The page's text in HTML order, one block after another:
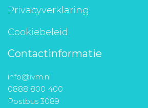
Privacyverklaring
Cookiebeleid
Contactinformatie
info@ivm.nl
0888 800 400
Postbus 3089